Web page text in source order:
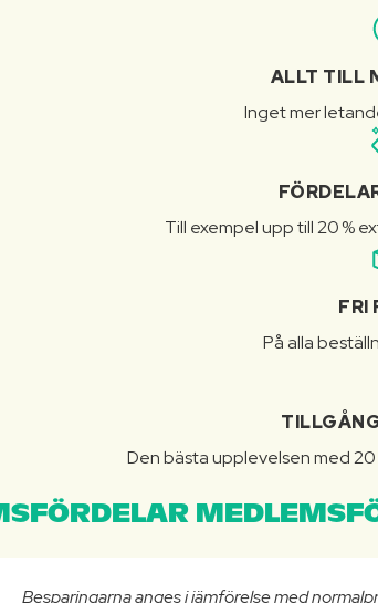
ALLT TILL
Inget mer
Till exempel upp till 20 %
FRI
På alla
Den bästa upplevelsen med
Besparingarna anges i jämförelse med